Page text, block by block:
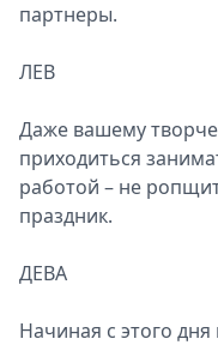
партнеры.
ЛЕВ
Даже вашему
приходиться
работой – не
праздник.
ДЕВА
Начиная с этого